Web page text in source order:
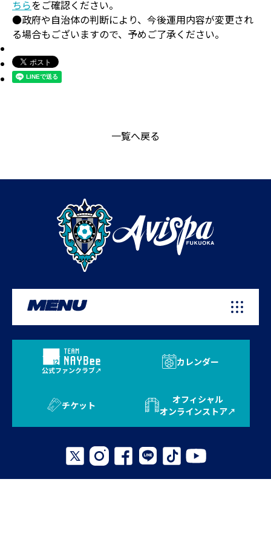
ちらをご確認ください。
●政府や自治体の判断により、今後運用内容が変更され
る場合もございますので、予めご了承ください。
一覧へ戻る
MENU
公式ファンクラブ
カレンダー
チケット
オフィシャル
オンラインストア